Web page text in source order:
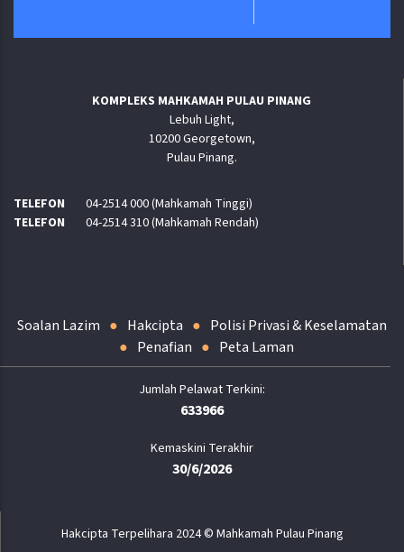
KOMPLEKS MAHKAMAH PULAU PINANG
Lebuh Light,
10200 Georgetown,
Pulau Pinang.
TELEFON
04-2514 000 (Mahkamah Tinggi)
TELEFON
04-2514 310 (Mahkamah Rendah)
Soalan Lazim Hakcipta
Polisi Privasi & Keselamatan
Penafian
Peta Laman
633966
Kemaskini Terakhir
30/6/2026
Hakcipta Terpelihara 2024 © Mahkamah Pulau Pinang